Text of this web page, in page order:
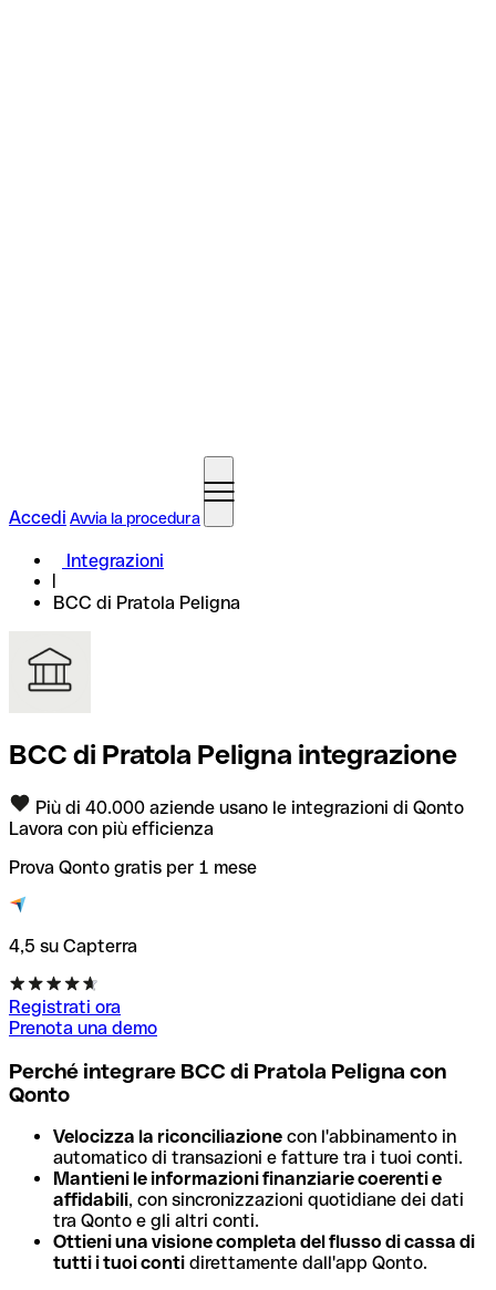
Accedi Avvia la procedura
Integrazioni
BCC di Pratola Peligna
BCC di Pratola Peligna integrazione
Più di 40.000 aziende usano le integrazioni di Qonto
Lavora con più efficienza
Prova Qonto gratis per 1 mese
4,5 su Capterra
Registrati ora
Prenota una demo
Perché integrare BCC di Pratola Peligna con
Qonto
Velocizza la riconciliazione con l'abbinamento in
automatico di transazioni e fatture tra i tuoi conti.
Mantieni le informazioni finanziarie coerenti e
affidabili, con sincronizzazioni quotidiane dei dati
tra Qonto e gli altri conti.
Ottieni una visione completa del flusso di cassa di
tutti i tuoi conti direttamente dall'app Qonto.